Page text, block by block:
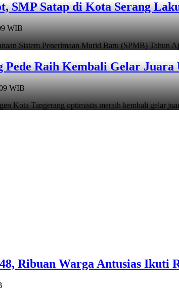
SMP Satap di Kota Serang
WIB
Sistem Penerimaan Murid Baru (SPMB) Tahun
Pede Raih Kembali Gelar Juara
WIB
Kota Tangerang optimistis meraih kembali gelar
Ribuan Warga Antusias Ikuti